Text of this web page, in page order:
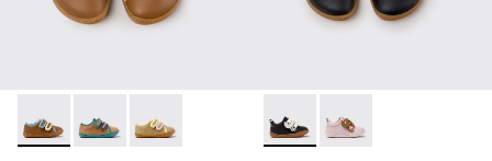
Twins - K800666-008 - Sapatilhas de pele multicoloridas
Twins - K800666-006
Twins - K800666-005Twins - K800714-002 -
Twins - K800714-001